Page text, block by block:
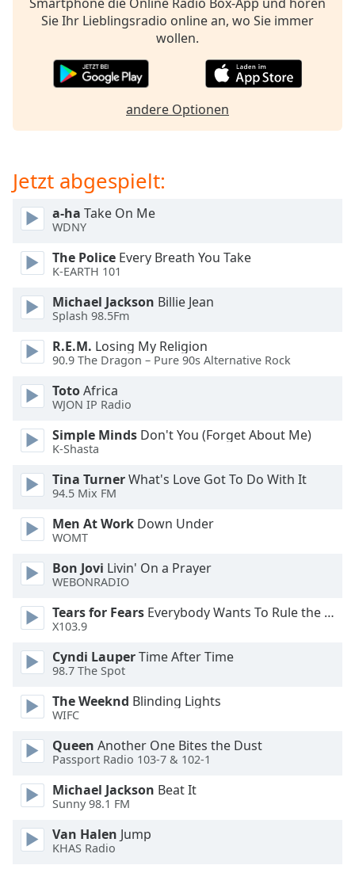
window.
Text
Color
Opacity
Text
Background
Color
Opacity
Caption
Background
Color
Opacity
Size
Text
Edge
Style
Font
Family
Reset
Close
Modal
Sie Ihr Lieblingsradio online an, wo Sie immer
wollen.
andere Optionen
Jetzt abgespielt:
a-ha Take On Me
WDNY
The Police Every Breath You Take
K-EARTH 101
Michael Jackson Billie Jean
Splash 98.5Fm
R.E.M. Losing My Religion
90.9 The Dragon – Pure 90s Alternative Rock
TotoAfrica
WJON IP Radio
Simple Minds Don't You (Forget About Me)
K-Shasta
Tina TurnerWhat's Love Got To Do With It
94.5 Mix FM
Men At Work Down Under
WOMT
Bon Jovi Livin' On a Prayer
WEBONRADIO
Tears for Fears Everybody Wants To Rule the World
X103.9
Cyndi LauperTime After Time
98.7 The Spot
The Weeknd Blinding Lights
WIFC
Queen Another One Bites the Dust
Passport Radio 103-7 & 102-1
Michael Jackson Beat It
Sunny 98.1 FM
Van Halen Jump
KHAS Radio